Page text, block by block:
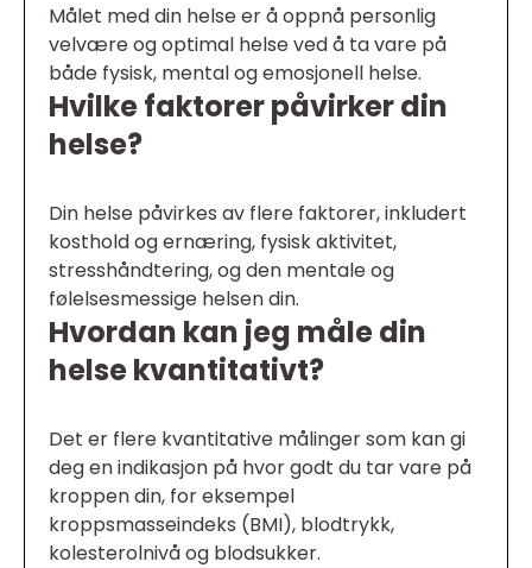
Målet med din helse er å oppnå personlig
velvære og optimal helse ved å ta vare på
både fysisk, mental og emosjonell helse.
Hvilke faktorer påvirker din
helse?
Din helse påvirkes av flere faktorer, inkludert
kosthold og ernæring, fysisk aktivitet,
stresshåndtering, og den mentale og
følelsesmessige helsen din.
Hvordan kan jeg måle din
helse kvantitativt?
Det er flere kvantitative målinger som kan gi
deg en indikasjon på hvor godt du tar vare på
kroppen din, for eksempel
kroppsmasseindeks (BMI), blodtrykk,
kolesterolnivå og blodsukker.